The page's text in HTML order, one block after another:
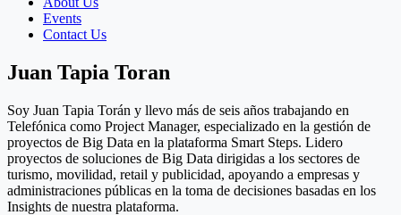
Events
Contact Us
Juan Tapia Toran
Soy Juan Tapia Torán y llevo más de seis años trabajando en
Telefónica como Project Manager, especializado en la gestión de
proyectos de Big Data en la plataforma Smart Steps. Lidero
proyectos de soluciones de Big Data dirigidas a los sectores de
turismo, movilidad, retail y publicidad, apoyando a empresas y
administraciones públicas en la toma de decisiones basadas en los
Insights de nuestra plataforma.